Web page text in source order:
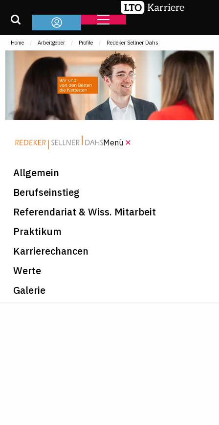
Home Arbeitgeber Profile Redeker Sellner Dahs
Menü
Allgemein
Berufseinstieg
Referendariat & Wiss. Mitarbeit
Praktikum
Karrierechancen
Werte
Galerie